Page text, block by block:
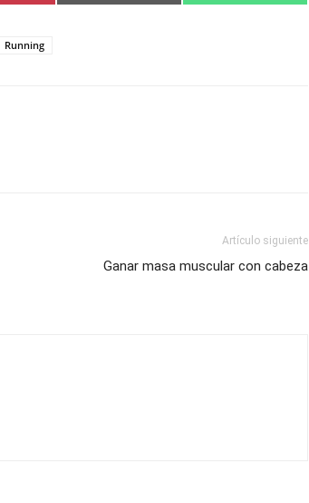
Running
Artículo siguiente
Ganar masa muscular con cabeza